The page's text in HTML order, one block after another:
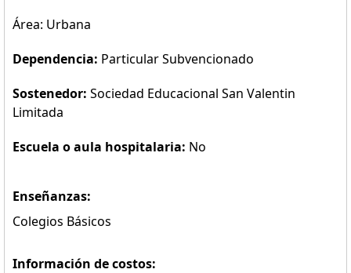
Área: Urbana
Dependencia: Particular Subvencionado
Sostenedor: Sociedad Educacional San Valentin
Limitada
Escuela o aula hospitalaria: No
Enseñanzas:
Colegios Básicos
Información de costos: